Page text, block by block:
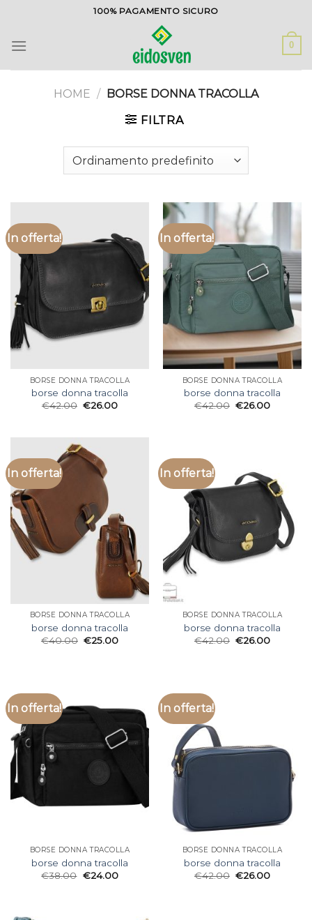
contenuti
100% PAGAMENTO SICURO
0
HOME / BORSE DONNA TRACOLLA
FILTRA
In offerta!
BORSE DONNA TRACOLLA
borse donna tracolla
€42.00 €26.00
In offerta!
BORSE DONNA TRACOLLA
borse donna tracolla
€42.00 €26.00
In offerta!
BORSE DONNA TRACOLLA
borse donna tracolla
€40.00 €25.00
In offerta!
BORSE DONNA TRACOLLA
borse donna tracolla
€42.00 €26.00
In offerta!
BORSE DONNA TRACOLLA
borse donna tracolla
€38.00 €24.00
In offerta!
BORSE DONNA TRACOLLA
borse donna tracolla
€42.00 €26.00